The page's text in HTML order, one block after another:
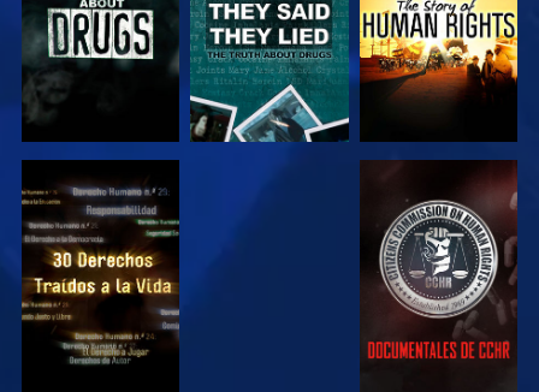
VE VE